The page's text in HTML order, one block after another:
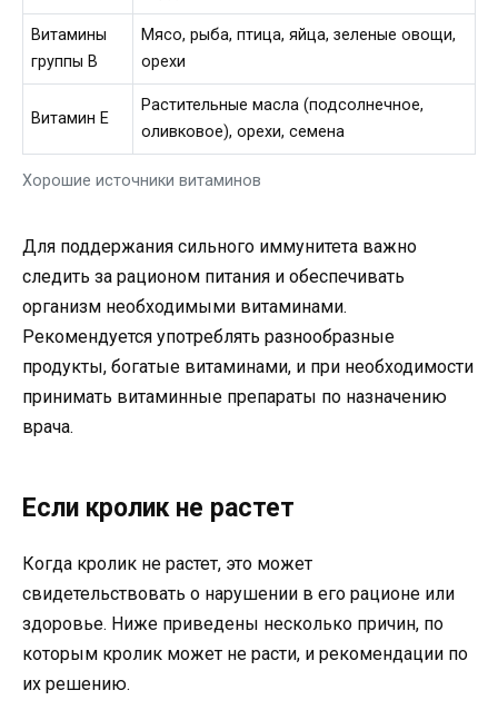
Хорошие источники витаминов
Витамины
группы B
Мясо, рыба, птица, яйца, зеленые овощи,
орехи
Витамин Е
Растительные масла (подсолнечное,
оливковое), орехи, семена
Для поддержания сильного иммунитета важно
следить за рационом питания и обеспечивать
организм необходимыми витаминами.
Рекомендуется употреблять разнообразные
продукты, богатые витаминами, и при необходимости
принимать витаминные препараты по назначению
врача.
Если кролик не растет
Когда кролик не растет, это может
свидетельствовать о нарушении в его рационе или
здоровье. Ниже приведены несколько причин, по
которым кролик может не расти, и рекомендации по
их решению.